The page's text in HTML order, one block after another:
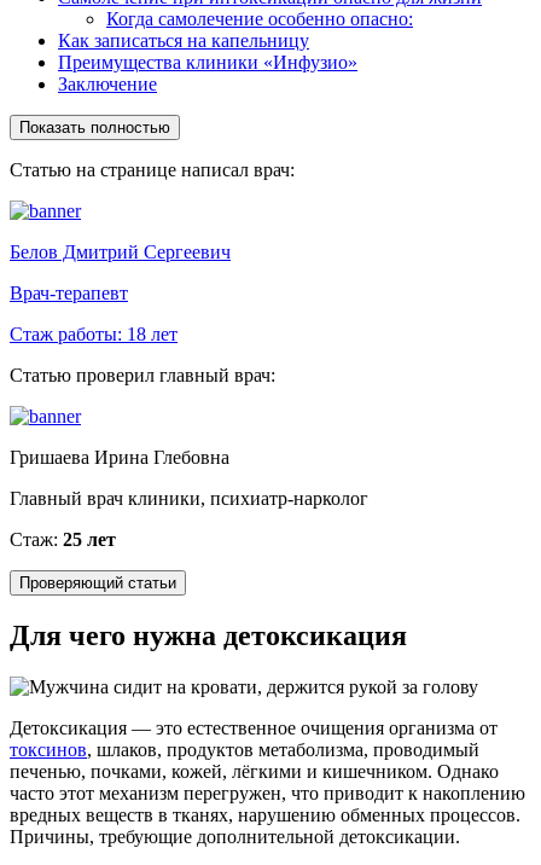
Когда самолечение особенно опасно:
Как записаться на капельницу
Преимущества клиники «Инфузио»
Заключение
Показать полностью
Статью на странице написал врач:
Белов Дмитрий Сергеевич
Врач-терапевт
Стаж работы: 18 лет
Статью проверил главный врач:
Гришаева Ирина Глебовна
Главный врач клиники, психиатр-нарколог
Стаж: 25 лет
Проверяющий статьи
Для чего нужна детоксикация
Детоксикация — это естественное очищения организма от
токсинов, шлаков, продуктов метаболизма, проводимый
печенью, почками, кожей, лёгкими и кишечником. Однако
часто этот механизм перегружен, что приводит к накоплению
вредных веществ в тканях, нарушению обменных процессов.
Причины, требующие дополнительной детоксикации.